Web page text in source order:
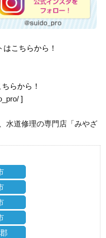
こちらから！
らから！
]
水道修理の専門店「みやざ